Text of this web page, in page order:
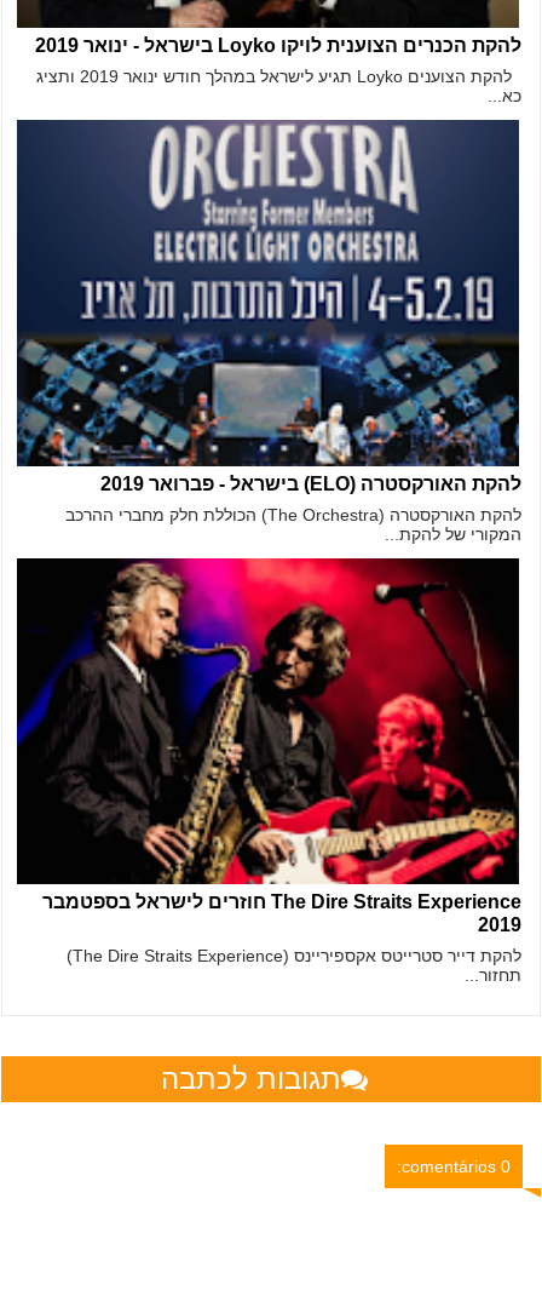
להקת הכנרים הצוענית לויקו Loyko בישראל - ינואר 2019
להקת הצוענים Loyko תגיע לישראל במהלך חודש ינואר 2019 ותציג
כא...
להקת האורקסטרה (ELO) בישראל - פברואר 2019
להקת האורקסטרה (The Orchestra) הכוללת חלק מחברי ההרכב
המקורי של להקת...
The Dire Straits Experience חוזרים לישראל בספטמבר
2019
להקת דייר סטרייטס אקספיריינס (The Dire Straits Experience)
תחזור...
תגובות לכתבה
0 comentários: